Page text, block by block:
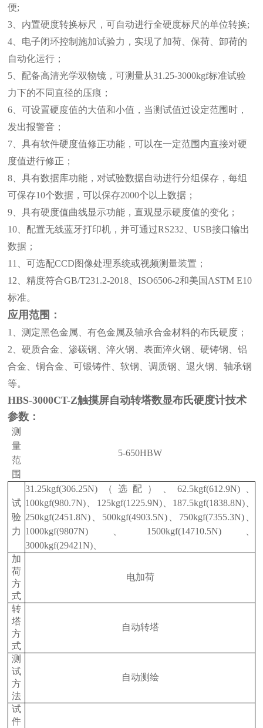
便;
3、内置硬度转换标尺，可自动进行全硬度标尺的单位转换;
4、电子闭环控制施加试验力，实现了加荷、保荷、卸荷的
自动化运行；
5、配备高清光学双物镜，可测量从31.25-3000kgf标准试验
力下的不同直径的压痕；
6、可设置硬度值的大值和小值，当测试值过设定范围时，
发出报警音；
7、具有软件硬度值修正功能，可以在一定范围内直接对硬
度值进行修正；
8、具有数据库功能，对试验数据自动进行分组保存，每组
可保存10个数据，可以保存2000个以上数据；
9、具有硬度值曲线显示功能，直观显示硬度值的变化；
10、配置无线蓝牙打印机，并可通过RS232、USB接口输出
数据；
11、可选配CCD图像处理系统或视频测量装置；
12、精度符合GB/T231.2-2018、ISO6506-2和美国ASTM E10
标准。
应用范围：
1、测定黑色金属、有色金属及轴承合金材料的布氏硬度；
2、硬质合金、渗碳钢、淬火钢、表面淬火钢、硬铸钢、铝
合金、铜合金、可锻铸件、软钢、调质钢、退火钢、轴承钢
等。
HBS-3000CT-Z触摸屏自动转塔数显布氏硬度计技术
参数：
测
量
范
围
5-650HBW
试
验
力
31.25kgf(306.25N)（选配）、 62.5kgf(612.9N)、
100kgf(980.7N)、 125kgf(1225.9N)、187.5kgf(1838.8N)、
250kgf(2451.8N)、 500kgf(4903.5N)、750kgf(7355.3N)、
1000kgf(9807N)、 1500kgf(14710.5N)、
3000kgf(29421N)、
加
荷
方
式
电加荷
转
塔
方
式
自动转塔
测
试
方
法
自动测绘
试
件